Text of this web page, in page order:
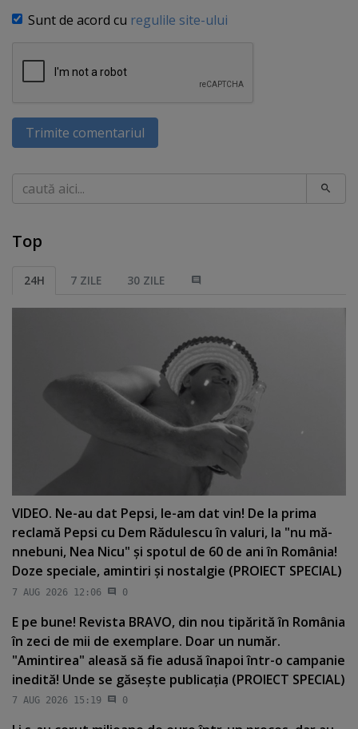
Sunt de acord cu regulile site-ului
Trimite comentariul
Caută
Top
24H 7 ZILE 30 ZILE
VIDEO. Ne-au dat Pepsi, le-am dat vin! De la prima
reclamă Pepsi cu Dem Rădulescu în valuri, la "nu mă-
nnebuni, Nea Nicu" şi spotul de 60 de ani în România!
Doze speciale, amintiri şi nostalgie (PROIECT SPECIAL)
7 AUG 2026 12:06 0
E pe bune! Revista BRAVO, din nou tipărită în România
în zeci de mii de exemplare. Doar un număr.
"Amintirea" aleasă să fie adusă înapoi într-o campanie
inedită! Unde se găseşte publicaţia (PROIECT SPECIAL)
7 AUG 2026 15:19 0